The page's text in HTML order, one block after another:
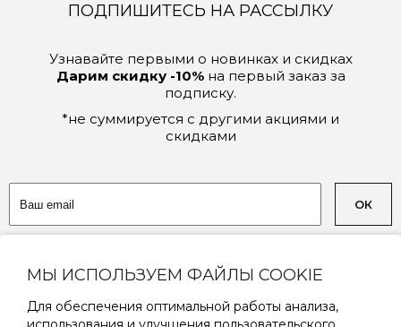
ПОДПИШИТЕСЬ НА РАССЫЛКУ
Узнавайте первыми о новинках и скидках
Дарим скидку -10%на первый заказ за
подписку.
*не суммируется с другими акциями и
скидками
ОК
МЫ ИСПОЛЬЗУЕМ ФАЙЛЫ COOKIE
Для обеспечения оптимальной работы анализа,